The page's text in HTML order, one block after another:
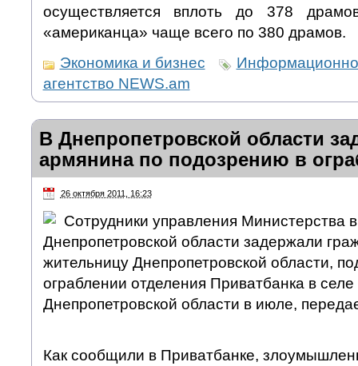
осуществляется вплоть до 378
«американца» чаще всего по 380 драмов.
Экономика и бизнес
агентство NEWS.am
В Днепропетровской области
армянина по подозрению в
26 октября 2011, 16:23
Сотрудники управления Министерства
Днепропетровской области задержали
жительницу Днепропетровской области,
ограблении отделения Приватбанка в
Днепропетровской области в июле,
Как сообщили в Приватбанке,